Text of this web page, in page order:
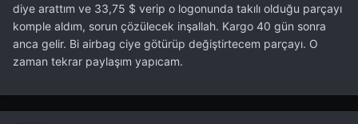
diye arattım ve 33,75 $ verip o logonunda takılı olduğu parçayı
komple aldım, sorun çözülecek inşallah. Kargo 40 gün sonra
anca gelir. Bi airbag ciye götürüp değiştirtecem parçayı. O
zaman tekrar paylaşım yapıcam.